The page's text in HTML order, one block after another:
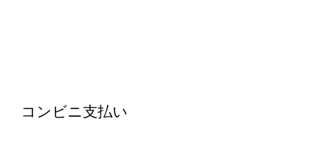
コンビニ支払い